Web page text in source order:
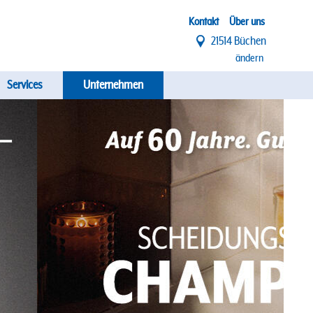
Top
Menü
Kontakt Über uns
21514 Büchen
ändern
Services Unternehmen